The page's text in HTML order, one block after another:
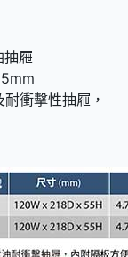
屜
衝擊性抽屜，